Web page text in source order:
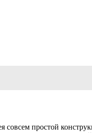
простой